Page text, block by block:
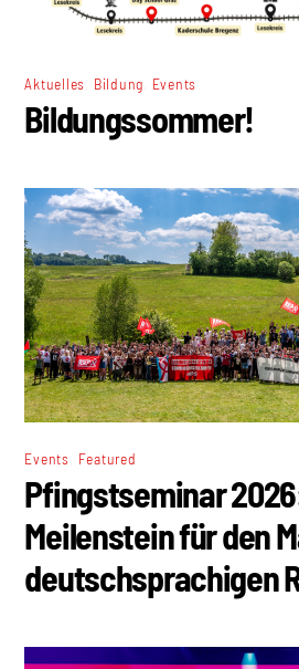
Aktuelles Bildung Events
Bildungssommer!
Events Featured
Pfingstseminar
Meilenstein für den
deutschsprachigen